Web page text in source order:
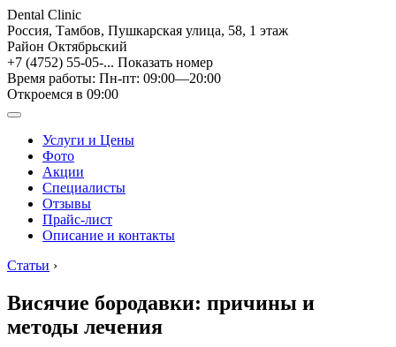
Dental Clinic
Россия, Тамбов, Пушкарская улица, 58, 1 этаж
Район Октябрьский
+7 (4752) 55-05-... Показать номер
Время работы: Пн-пт: 09:00—20:00
Откроемся в 09:00
Услуги и Цены
Фото
Акции
Специалисты
Отзывы
Прайс-лист
Описание и контакты
Статьи ›
Висячие бородавки: причины и
методы лечения